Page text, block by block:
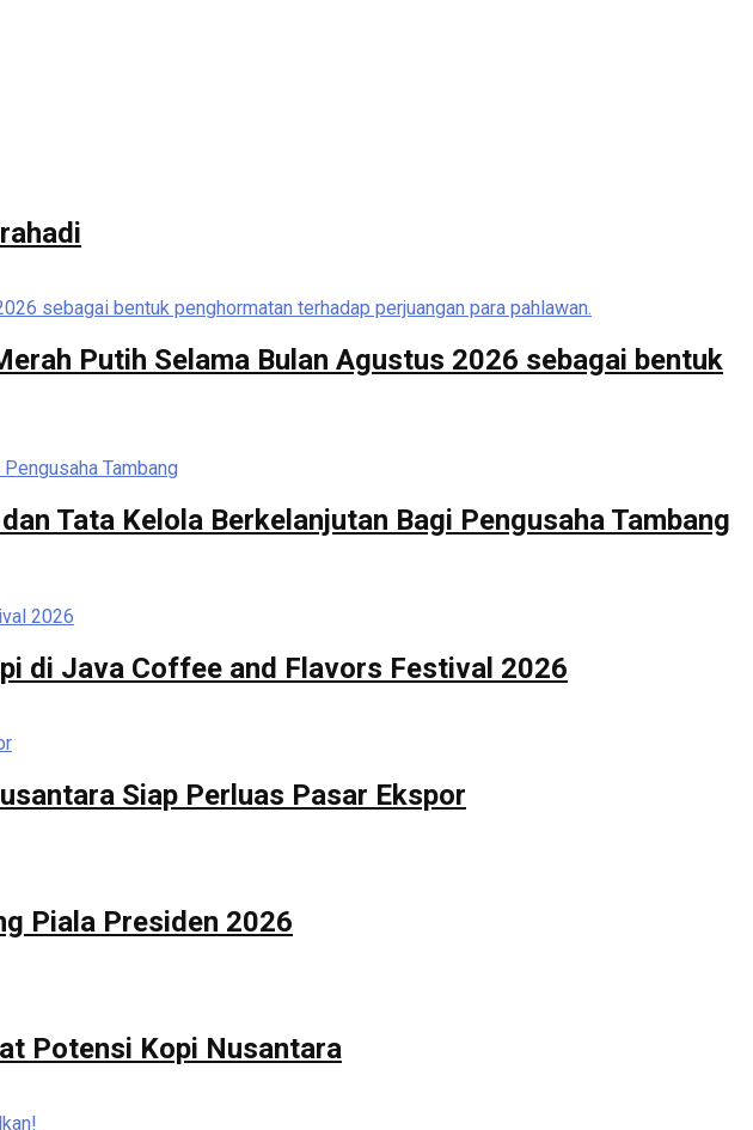
Putih Selama Bulan Agustus 2026 sebagai bentuk
Tata Kelola Berkelanjutan Bagi Pengusaha Tambang
di Java Coffee and Flavors Festival 2026
Siap Perluas Pasar Ekspor
Piala Presiden 2026
Potensi Kopi Nusantara